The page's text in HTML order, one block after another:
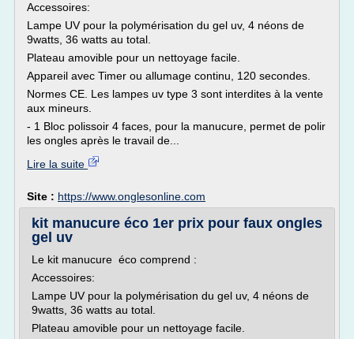
Accessoires:
Lampe UV pour la polymérisation du gel uv, 4 néons de
9watts, 36 watts au total.
Plateau amovible pour un nettoyage facile.
Appareil avec Timer ou allumage continu, 120 secondes.
Normes CE. Les lampes uv type 3 sont interdites à la vente
aux mineurs.
- 1 Bloc polissoir 4 faces, pour la manucure, permet de polir
les ongles après le travail de...
Lire la suite
Site : https://www.onglesonline.com
kit manucure éco 1er prix pour faux ongles
gel uv
Le kit manucure éco comprend :
Accessoires:
Lampe UV pour la polymérisation du gel uv, 4 néons de
9watts, 36 watts au total.
Plateau amovible pour un nettoyage facile.